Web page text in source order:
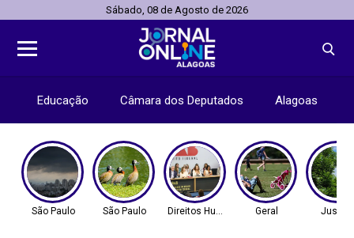
Sábado, 08 de Agosto de 2026
Educação Câmara dos Deputados Alagoas
São Paulo São Paulo Direitos Humanos Geral Justiça